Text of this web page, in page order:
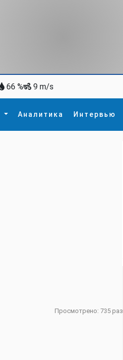
66 % 9 m/s
Аналитика Интервью
Просмотрено: 735 раз